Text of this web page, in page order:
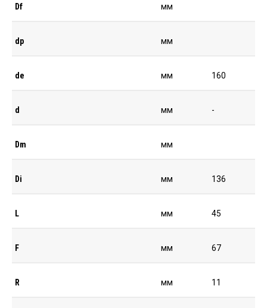
Df мм
dp мм
de мм 160
d мм -
Dm мм
Di мм 136
L мм 45
F мм 67
R мм 11